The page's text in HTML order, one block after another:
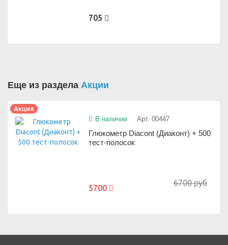
705
Еще из раздела Акции
Акция
В наличии Арт. 00447
Глюкометр Diacont (Диаконт) + 500
тест-полосок
6700 руб
5700